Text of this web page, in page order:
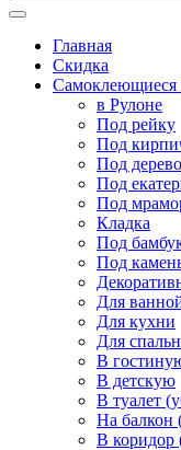
Главная
Скидка
Самоклеющиеся
в Рулоне
Под рейку
Под
Под дерево
Под
Под
Кладка
Под
Под
Для
Для кухни
Для
В
В детскую
В туалет
На
В